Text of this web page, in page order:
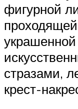
фигурной
стразами,
крест-